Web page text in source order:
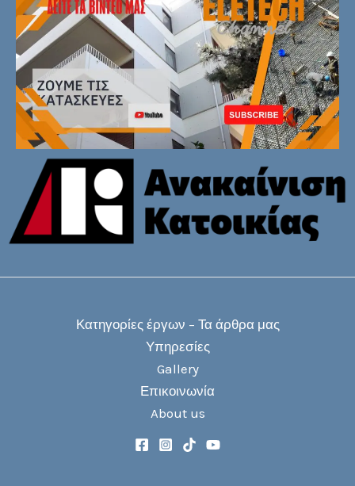
Κατηγορίες έργων – Τα άρθρα μας
Υπηρεσίες
Gallery
Επικοινωνία
About us